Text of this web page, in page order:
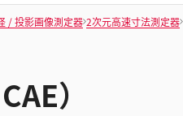
/ 投影画像測定器 2次元高速寸法測定器
）